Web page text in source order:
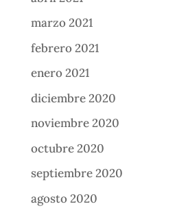
marzo 2021
febrero 2021
enero 2021
diciembre 2020
noviembre 2020
octubre 2020
septiembre 2020
agosto 2020